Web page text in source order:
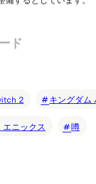
ド
2 キングダム
エニックス 噂